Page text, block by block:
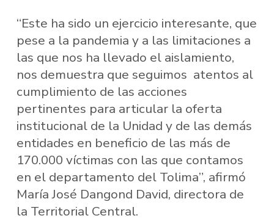
“Este ha sido un ejercicio interesante, que
pese a la pandemia y a las limitaciones a
las que nos ha llevado el aislamiento,
nos demuestra que seguimos atentos al
cumplimiento de las acciones
pertinentes para articular la oferta
institucional de la Unidad y de las demás
entidades en beneficio de las más de
170.000 víctimas con las que contamos
en el departamento del Tolima”, afirmó
María José Dangond David, directora de
la Territorial Central.